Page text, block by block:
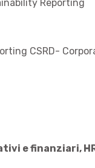
Reporting
CSRD-
e finanziari,